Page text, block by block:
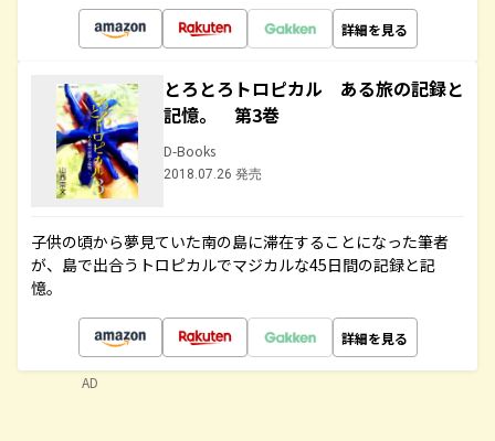
詳細を見る
とろとろトロピカル ある旅の記録と
記憶。 第3巻
D-Books
2018.07.26 発売
子供の頃から夢見ていた南の島に滞在することになった筆者
が、島で出合うトロピカルでマジカルな45日間の記録と記
憶。
詳細を見る
AD